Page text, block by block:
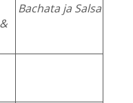
Bachata ja Salsa